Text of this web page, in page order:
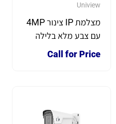
Uniview
מצלמת IP צינור 4MP
עם צבע מלא בלילה
Call for Price